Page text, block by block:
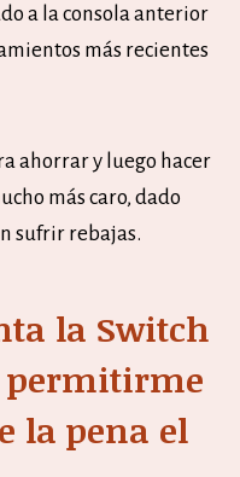
a la consola anterior
más recientes
ahorrar y luego hacer
más caro, dado
sufrir rebajas.
la Switch
permitirme
la pena el